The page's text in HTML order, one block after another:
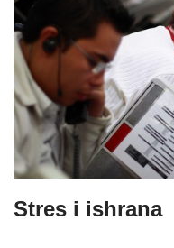
Stres i ishrana